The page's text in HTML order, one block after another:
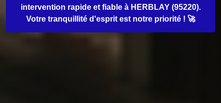
intervention rapide et fiable à HERBLAY (95220).
Votre tranquillité d'esprit est notre priorité ! 🚀